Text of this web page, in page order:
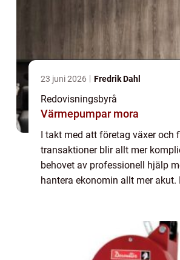
23 juni 2026 Fredrik Dahl
Redovisningsbyrå
Värmepumpar mora
I takt med att företag växer och
transaktioner blir allt mer
behovet av professionell hjälp
hantera ekonomin allt mer akut.